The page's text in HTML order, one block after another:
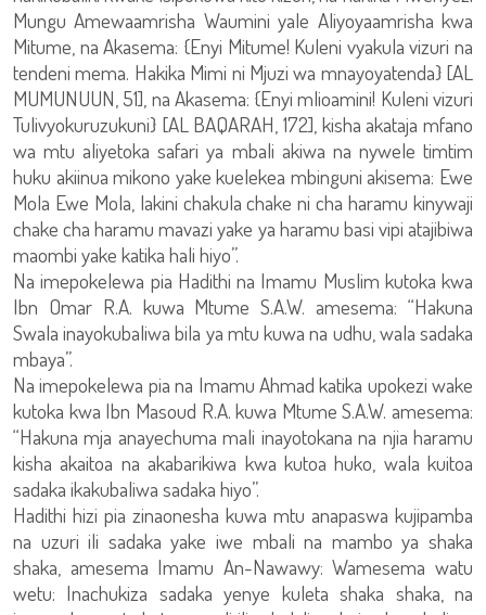
Mungu Amewaamrisha Waumini yale Aliyoyaamrisha kwa
Mitume, na Akasema: {Enyi Mitume! Kuleni vyakula vizuri na
tendeni mema. Hakika Mimi ni Mjuzi wa mnayoyatenda} [AL
MUMUNUUN, 51], na Akasema: {Enyi mlioamini! Kuleni vizuri
Tulivyokuruzukuni} [AL BAQARAH, 172], kisha akataja mfano
wa mtu aliyetoka safari ya mbali akiwa na nywele timtim
huku akiinua mikono yake kuelekea mbinguni akisema: Ewe
Mola Ewe Mola, lakini chakula chake ni cha haramu kinywaji
chake cha haramu mavazi yake ya haramu basi vipi atajibiwa
maombi yake katika hali hiyo”.
Na imepokelewa pia Hadithi na Imamu Muslim kutoka kwa
Ibn Omar R.A. kuwa Mtume S.A.W. amesema: “Hakuna
Swala inayokubaliwa bila ya mtu kuwa na udhu, wala sadaka
mbaya”.
Na imepokelewa pia na Imamu Ahmad katika upokezi wake
kutoka kwa Ibn Masoud R.A. kuwa Mtume S.A.W. amesema:
“Hakuna mja anayechuma mali inayotokana na njia haramu
kisha akaitoa na akabarikiwa kwa kutoa huko, wala kuitoa
sadaka ikakubaliwa sadaka hiyo”.
Hadithi hizi pia zinaonesha kuwa mtu anapaswa kujipamba
na uzuri ili sadaka yake iwe mbali na mambo ya shaka
shaka, amesema Imamu An-Nawawy: Wamesema watu
wetu: Inachukiza sadaka yenye kuleta shaka shaka, na